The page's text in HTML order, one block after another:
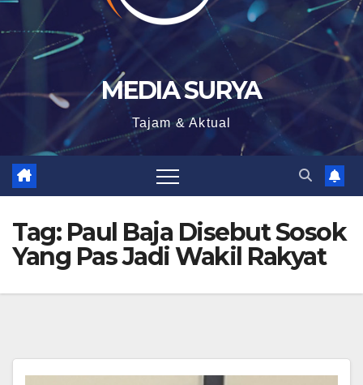
MEDIA SURYA
Tajam & Aktual
Tag: Paul Baja Disebut Sosok
Yang Pas Jadi Wakil Rakyat